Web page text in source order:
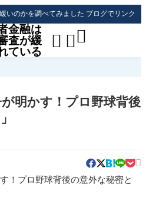
いのかを調べてみました ブログでリンク
金融は
査が緩
ている
 
明かす！プロ野球背後

！プロ野球背後の意外な秘密と